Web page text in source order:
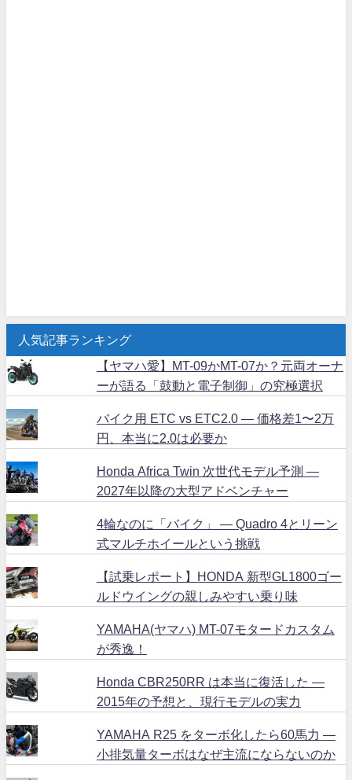
人気記事ランキング
【ヤマハ愛】MT-09かMT-07か？元両オーナ
ーが語る「鼓動と電子制御」の究極選択
バイク用 ETC vs ETC2.0 ― 価格差1〜2万
円、本当に2.0は必要か
Honda Africa Twin 次世代モデル予測 ―
2027年以降の大型アドベンチャー
4輪なのに「バイク」 ― Quadro 4とリーン
式マルチホイールという挑戦
【試乗レポート】HONDA 新型GL1800ゴー
ルドウイングの親しみやすい乗り味
YAMAHA(ヤマハ) MT-07モタードカスタム
が秀逸！
Honda CBR250RR は本当に復活した ―
2015年の予想と、現行モデルの実力
YAMAHA R25 をターボ化したら60馬力 ―
小排気量ターボはなぜ主流にならないのか